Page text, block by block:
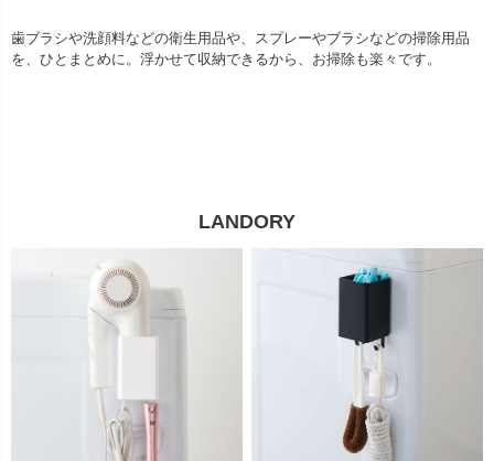
歯ブラシや洗顔料などの衛生用品や、スプレーやブラシなどの掃除用品
を、ひとまとめに。浮かせて収納できるから、お掃除も楽々です。
LANDORY